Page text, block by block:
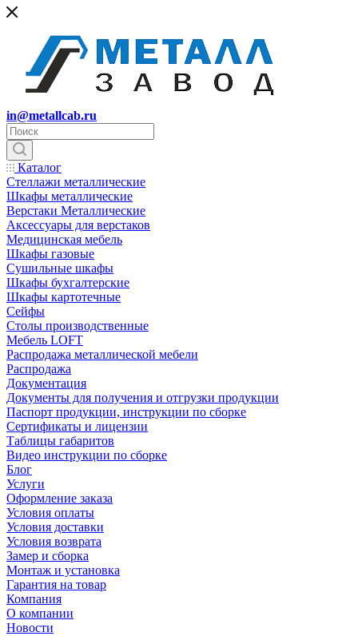
in@metallcab.ru
Каталог
Стеллажи металлические
Шкафы металлические
Верстаки Металлические
Аксессуары для верстаков
Медицинская мебель
Шкафы газовые
Сушильные шкафы
Шкафы бухгалтерские
Шкафы картотечные
Сейфы
Столы производственные
Мебель LOFT
Распродажа металлической мебели
Распродажа
Документация
Документы для получения и отгрузки продукции
Паспорт продукции, инструкции по сборке
Сертификаты и лицензии
Таблицы габаритов
Видео инструкции по сборке
Блог
Услуги
Оформление заказа
Условия оплаты
Условия доставки
Условия возврата
Замер и сборка
Монтаж и установка
Гарантия на товар
Компания
О компании
Новости